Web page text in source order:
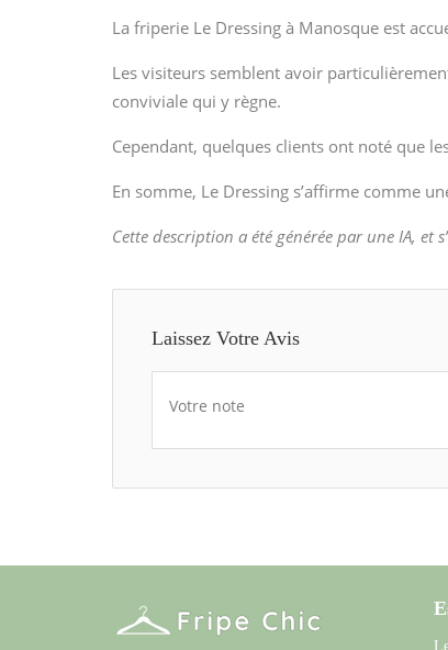
La friperie Le Dressing à Manosque est
Les visiteurs semblent avoir
conviviale qui y règne.
Cependant, quelques clients ont noté que
En somme, Le Dressing s’affirme comme
Cette description a été générée par une IA, et
Laissez Votre Avis
Votre note